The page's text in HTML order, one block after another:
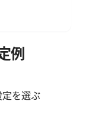
例
を選ぶ